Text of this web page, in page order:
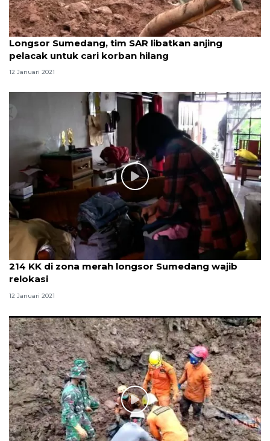
Longsor Sumedang, tim SAR libatkan anjing
pelacak untuk cari korban hilang
12 Januari 2021
214 KK di zona merah longsor Sumedang wajib
relokasi
12 Januari 2021